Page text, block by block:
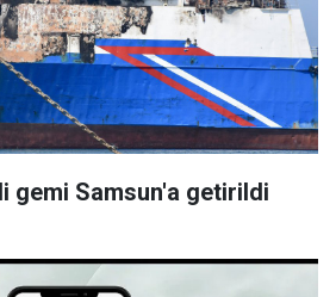
gemi Samsun'a getirildi